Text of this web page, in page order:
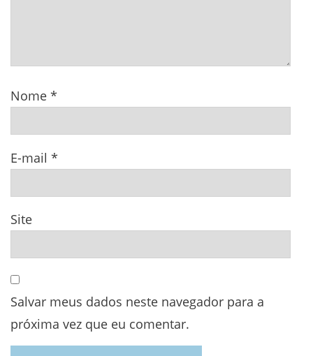
Nome *
E-mail *
Site
Salvar meus dados neste navegador para a
próxima vez que eu comentar.